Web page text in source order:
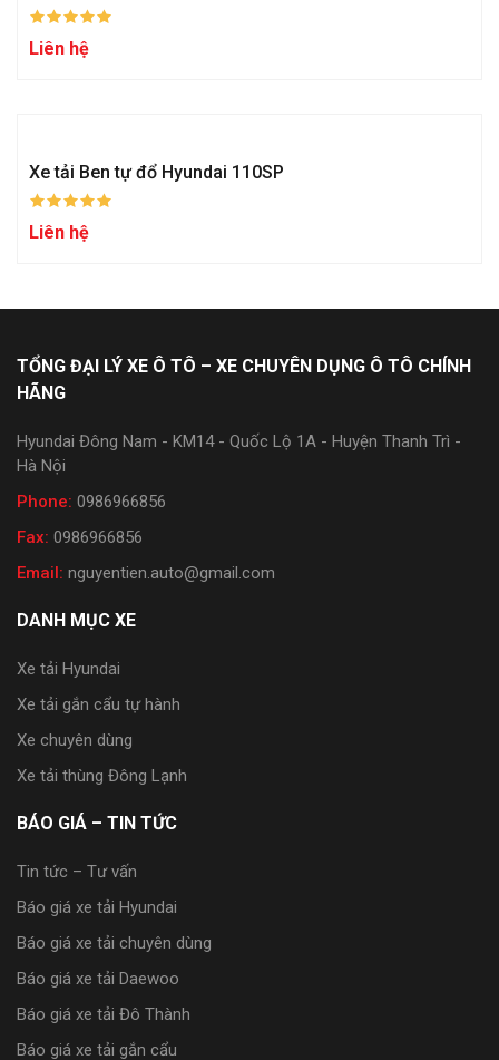
Liên hệ
Xe tải Ben tự đổ Hyundai 110SP
Liên hệ
TỔNG ĐẠI LÝ XE Ô TÔ – XE CHUYÊN DỤNG Ô TÔ CHÍNH
HÃNG
Hyundai Đông Nam - KM14 - Quốc Lộ 1A - Huyện Thanh Trì -
Hà Nội
Phone: 0986966856
Fax: 0986966856
Email: nguyentien.auto@gmail.com
DANH MỤC XE
Xe tải Hyundai
Xe tải gắn cẩu tự hành
Xe chuyên dùng
Xe tải thùng Đông Lạnh
BÁO GIÁ – TIN TỨC
Tin tức – Tư vấn
Báo giá xe tải Hyundai
Báo giá xe tải chuyên dùng
Báo giá xe tải Daewoo
Báo giá xe tải Đô Thành
Báo giá xe tải gắn cẩu